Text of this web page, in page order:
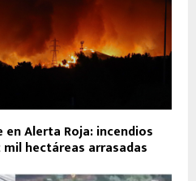
en Alerta Roja: incendios
hectáreas arrasadas